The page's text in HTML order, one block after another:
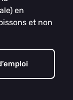
en
et non